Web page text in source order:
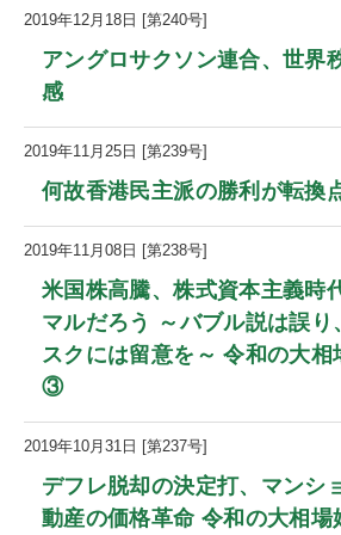
2019年12月18日 [第240号]
アングロサクソン連合、世界
感
2019年11月25日 [第239号]
何故香港民主派の勝利が転換
2019年11月08日 [第238号]
米国株高騰、株式資本主義時
マルだろう ～バブル説は誤り
スクには留意を～ 令和の大相
③
2019年10月31日 [第237号]
デフレ脱却の決定打、マンシ
動産の価格革命 令和の大相場